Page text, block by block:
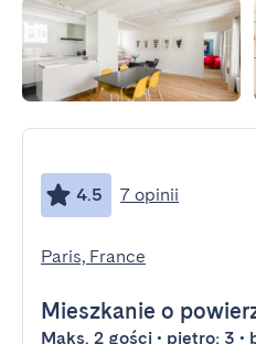
4.5 7 opinii
Paris, France
Mieszkanie o
Maks. 2 gości • piętro: 3 •